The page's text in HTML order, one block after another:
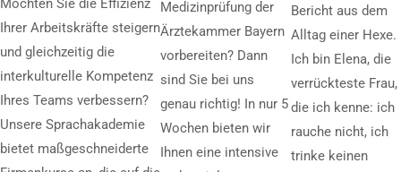
Möchten Sie die Effizienz
Ihrer Arbeitskräfte steigern
und gleichzeitig die
interkulturelle Kompetenz
Ihres Teams verbessern?
Unsere Sprachakademie
bietet maßgeschneiderte
Medizinprüfung der
Ärztekammer Bayern
vorbereiten? Dann
sind Sie bei uns
genau richtig! In nur 5
Wochen bieten wir
Ihnen eine intensive
Bericht aus dem
Alltag einer Hexe.
Ich bin Elena, die
verrückteste Frau,
die ich kenne: ich
rauche nicht, ich
trinke keinen